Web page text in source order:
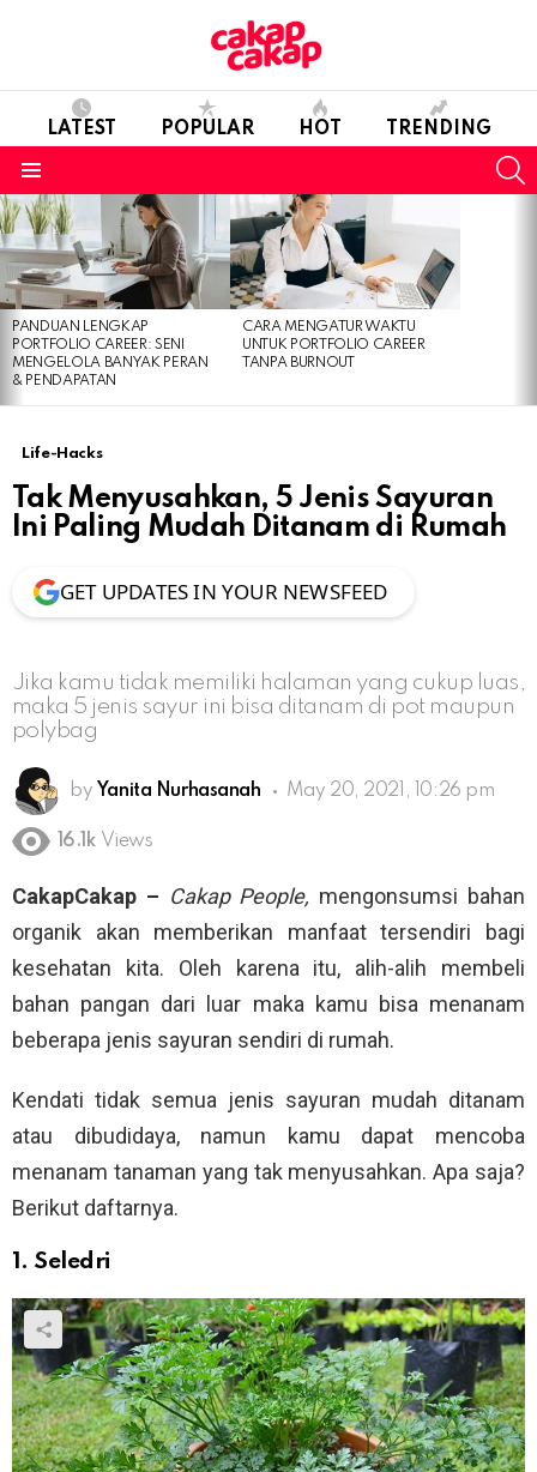
LATEST POPULAR HOT TRENDING
LATEST
STORIES
PANDUAN LENGKAP
PORTFOLIO CAREER: SENI
MENGELOLA BANYAK PERAN
& PENDAPATAN
CARA MENGATUR WAKTU
UNTUK PORTFOLIO CAREER
TANPA BURNOUT
Life-Hacks
Tak Menyusahkan, 5 Jenis Sayuran
Ini Paling Mudah Ditanam di Rumah
GET UPDATES IN YOUR NEWSFEED
Jika kamu tidak memiliki halaman yang cukup luas,
maka 5 jenis sayur ini bisa ditanam di pot maupun
polybag
by Yanita Nurhasanah May 20, 2021, 10:26 pm
16.1k Views
CakapCakap – Cakap People, mengonsumsi bahan
organik akan memberikan manfaat tersendiri bagi
kesehatan kita. Oleh karena itu, alih-alih membeli
bahan pangan dari luar maka kamu bisa menanam
beberapa jenis sayuran sendiri di rumah.
Kendati tidak semua jenis sayuran mudah ditanam
atau dibudidaya, namun kamu dapat mencoba
menanam tanaman yang tak menyusahkan. Apa saja?
Berikut daftarnya.
1. Seledri